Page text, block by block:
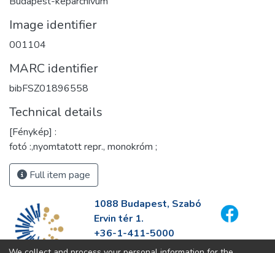
Image identifier
001104
MARC identifier
bibFSZ01896558
Technical details
[Fénykép] :
fotó :,nyomtatott repr., monokróm ;
Full item page
1088 Budapest, Szabó
Ervin tér 1.
+36-1-411-5000
info@fszek.hu